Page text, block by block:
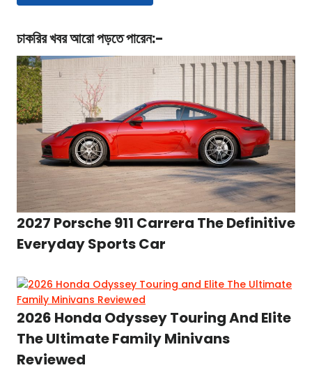
চাকরির খবরআরো পড়তে পারেন:-
2027 Porsche 911 Carrera The Definitive
Everyday Sports Car
2026 Honda Odyssey Touring And Elite
The Ultimate Family Minivans
Reviewed